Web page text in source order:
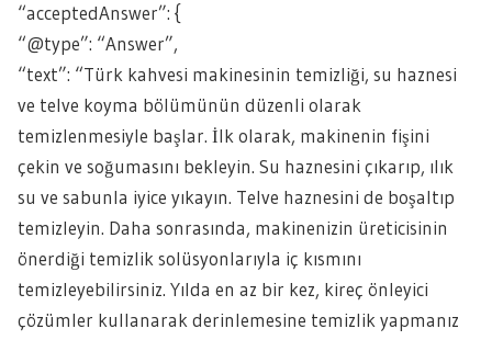
“acceptedAnswer”: {
“@type”: “Answer”,
“text”: “Türk kahvesi makinesinin temizliği, su haznesi
ve telve koyma bölümünün düzenli olarak
temizlenmesiyle başlar. İlk olarak, makinenin fişini
çekin ve soğumasını bekleyin. Su haznesini çıkarıp, ılık
su ve sabunla iyice yıkayın. Telve haznesini de boşaltıp
temizleyin. Daha sonrasında, makinenizin üreticisinin
önerdiği temizlik solüsyonlarıyla iç kısmını
temizleyebilirsiniz. Yılda en az bir kez, kireç önleyici
çözümler kullanarak derinlemesine temizlik yapmanız